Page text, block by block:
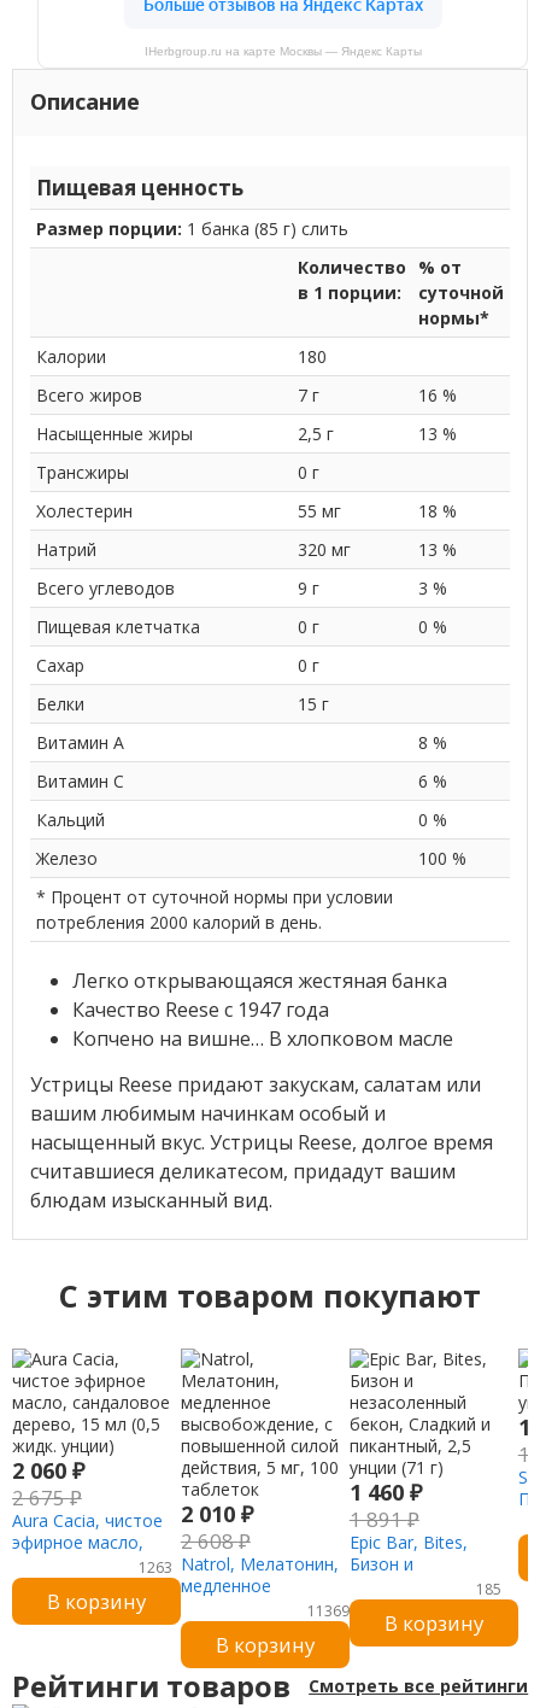
IHerbgroup.ru на карте Москвы — Яндекс Карты
Описание
Пищевая ценность
Размер порции: 1 банка (85 г) слить
Количество
в 1 порции:
% от
суточной
нормы*
Калории
180
Всего жиров
7 г
16 %
Насыщенные жиры
2,5 г
13 %
Трансжиры
0 г
Холестерин
55 мг
18 %
Натрий
320 мг
13 %
Всего углеводов
9 г
3 %
Пищевая клетчатка
0 г
0 %
Сахар
0 г
Белки
15 г
Витамин A
8 %
Витамин C
6 %
Кальций
0 %
Железо
100 %
* Процент от суточной нормы при условии
потребления 2000 калорий в день.
Легко открывающаяся жестяная банка
Качество Reese с 1947 года
Копчено на вишне… В хлопковом масле
Устрицы Reese придают закускам, салатам или
вашим любимым начинкам особый и
насыщенный вкус. Устрицы Reese, долгое время
считавшиеся деликатесом, придадут вашим
блюдам изысканный вид.
C этим товаром покупают
2 060 ₽
2 675₽
Aura Cacia, чистое
эфирное масло,
сандаловое дерево,
15 мл (0,5 жидк.
унции)
1263
В корзину
2 010 ₽
2 608₽
Natrol, Мелатонин,
медленное
высвобождение, с
повышенной силой
действия, 5 мг, 100
таблеток
11369
В корзину
1 460 ₽
1 891₽
Epic Bar, Bites,
Бизон и
бекон, Сладкий и
пикантный, 2,5
унции (71 г)
185
В корзину
1
1
Рейтинги товаров Смотреть все рейтинги